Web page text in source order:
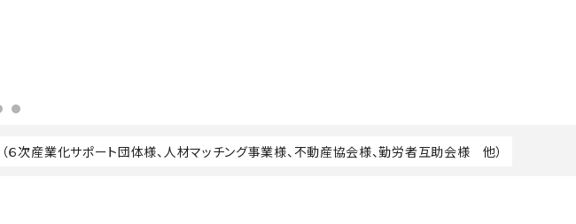
（６次産業化サポート団体様、人材マッチング事業様、不動産協会様、勤労者互助会様 他）